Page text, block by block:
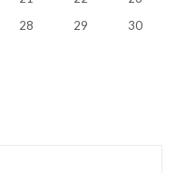
28 29
30